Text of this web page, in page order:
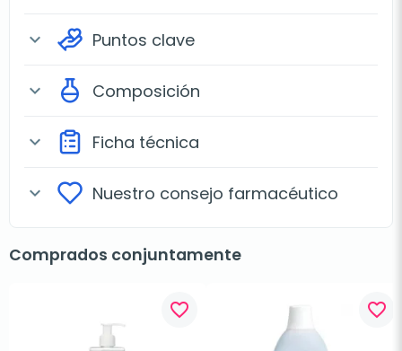
expand_more Puntos clave
expand_more Composición
expand_more Ficha técnica
expand_more Nuestro consejo farmacéutico
Comprados conjuntamente
favorite_border favorite_border